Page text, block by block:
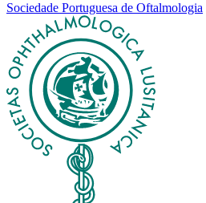
Sociedade Portuguesa de Oftalmologia